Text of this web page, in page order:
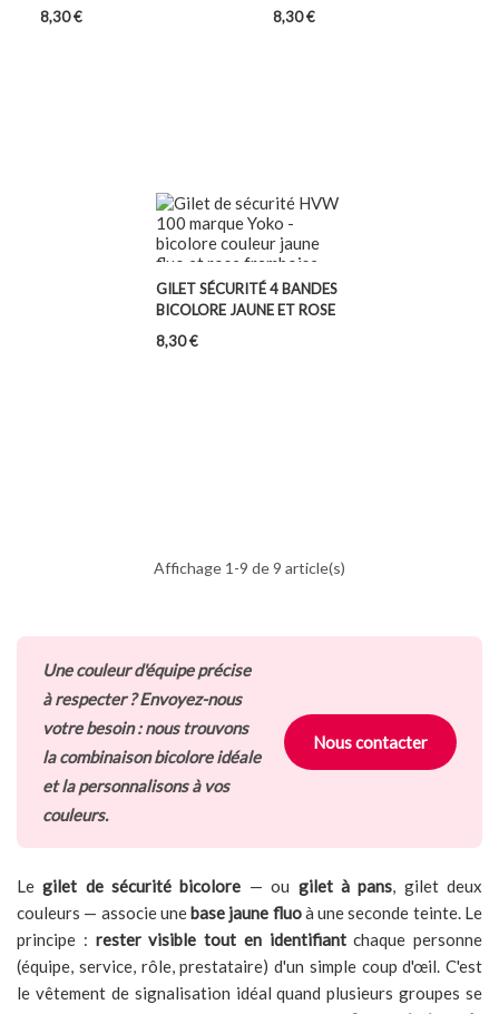
Prix
8,30 € Prix
8,30 €
GILET SÉCURITÉ 4 BANDES
BICOLORE JAUNE ET ROSE
Prix
8,30 €
Affichage 1-9 de 9 article(s)
Une couleur d'équipe précise
à respecter ? Envoyez-nous
votre besoin : nous trouvons
la combinaison bicolore idéale
et la personnalisons à vos
couleurs.
Nous contacter
Legilet de sécurité bicolore — ou gilet à pans, gilet deux
couleurs — associe unebase jaune fluoà une seconde teinte. Le
principe : rester visible tout en identifiantchaque personne
(équipe, service, rôle, prestataire) d'un simple coup d'œil. C'est
le vêtement de signalisation idéal quand plusieurs groupes se